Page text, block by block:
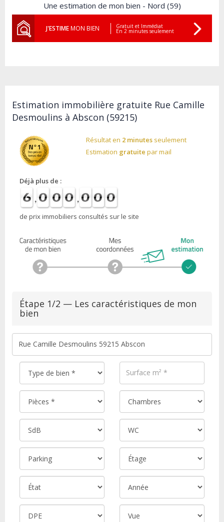
Une estimation de mon bien - Nord (59)
J'ESTIMEMON BIEN Gratuit et Immédiat
En 2 minutes seulement
Estimation immobilière gratuite Rue Camille
Desmoulins à Abscon (59215)
Résultat en 2 minutes seulement
Estimation gratuite par mail
Déjà plus de :
de prix immobiliers consultés sur le site
Étape 1/2 — Les caractéristiques de mon
bien